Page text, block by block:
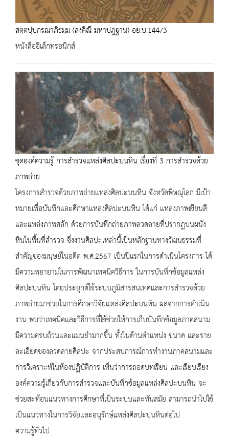
สตฺตปฺปกรณาภิธมฺม (สงฺคิณี-มหาปฎฐาน) อย.บ.144/3
หนังสืออิเล็กทรอนิกส์
ชุดองค์ความรู้ การสำรวจแหล่งศิลปะบนหิน เรื่องที่ 3 การสำรวจด้วย
ภาพถ่าย
โครงการสำรวจด้วยภาพถ่ายแหล่งศิลปะบนหิน จังหวัดพิษณุโลก มีเป้า
หมายเพื่อบันทึกและศึกษาแหล่งศิลปะบนหิน ได้แก่ แหล่งภาพเขียนสี
และแหล่งภาพสลัก ด้วยการบันทึกถ่ายภาพลวดลายที่ปรากฏบนผนัง
หินในพื้นที่สำรวจ ซึ่งงานศิลปะเหล่านี้เป็นหลักฐานทางวัฒนธรรมที่
สำคัญของมนุษย์ในอดีต พ.ศ.2567 เป็นปีแรกในการดำเนินโครงการ ได้
มีความพยายามในการพัฒนาเทคนิควิธีการ ในการบันทึกข้อมูลแหล่ง
ศิลปะบนหิน โดยประยุกต์ใช้ระบบภูมิสารสนเทศและการสำรวจด้วย
ภาพถ่ายมาช่วยในการศึกษาวิจัยแหล่งศิลปะบนหิน ผลจากการดำเนิน
งาน พบว่าเทคนิคและวิธีการที่ใช้ช่วยให้การเก็บบันทึกข้อมูลภาคสนาม
มีความครบถ้วนและแม่นยำมากขึ้น ทั้งในด้านตำแหน่ง ขนาด และราย
ละเอียดของลวดลายศิลปะ จากประสบการณ์การทำงานภาคสนามและ
การวิเคราะห์ในห้องปฏิบัติการ เห็นว่าการถอดบทเรียน และเรียบเรียง
องค์ความรู้เกี่ยวกับการสำรวจและบันทึกข้อมูลแหล่งศิลปะบนหิน จะ
ช่วยสะท้อนแนวทางการศึกษาที่เป็นระบบและทันสมัย สามารถนำไปใช้
เป็นแนวทางในการวิจัยและอนุรักษ์แหล่งศิลปะบนหินต่อไป
ความรู้ทั่วไป